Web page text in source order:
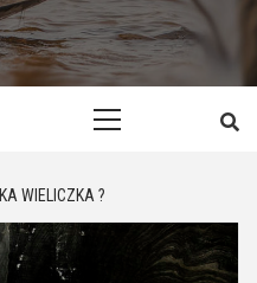
WIELICZKA ?